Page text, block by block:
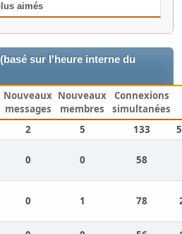
aimés
sur l'heure interne du
Nouveaux
messages
Nouveaux
membres
Connexions
simultanées
2 5 133
0 0 58
0 1 78